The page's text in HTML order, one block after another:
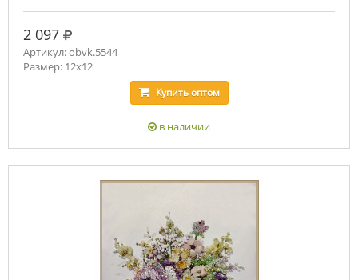
2 097 руб.
Артикул: obvk.5544
Размер: 12х12
Купитьоптом
в наличии